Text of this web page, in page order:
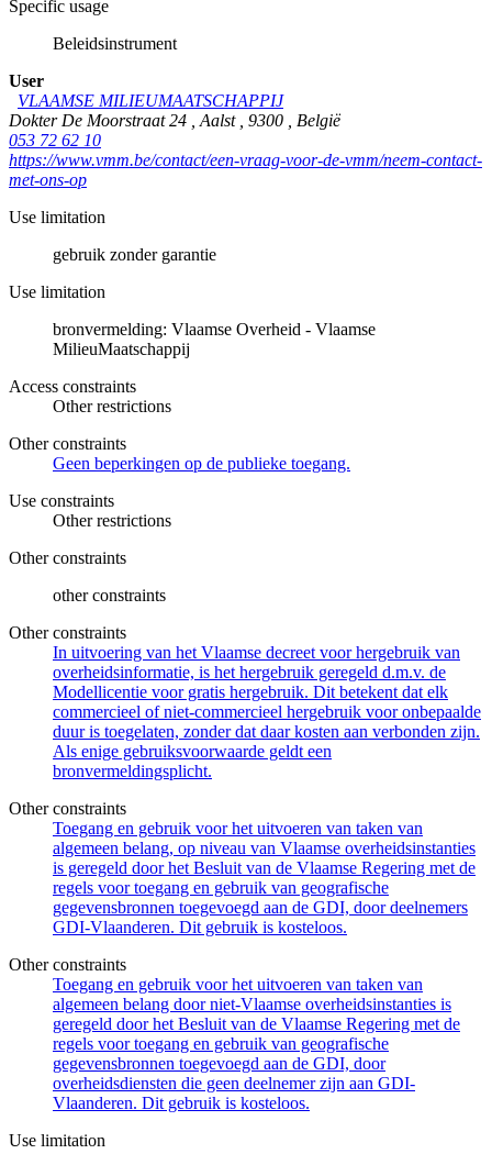
Specific usage
Beleidsinstrument
User
VLAAMSE MILIEUMAATSCHAPPIJ
Dokter De Moorstraat 24
Aalst 9300
België
053 72 62 10
https://www.vmm.be/contact/een-vraag-voor-de-vmm/neem-contact-
met-ons-op
Use limitation
gebruik zonder garantie
Use limitation
bronvermelding: Vlaamse Overheid - Vlaamse
MilieuMaatschappij
Access constraints
Other restrictions
Other constraints
Geen beperkingen op de publieke toegang.
Use constraints
Other restrictions
Other constraints
other constraints
Other constraints
In uitvoering van het Vlaamse decreet voor hergebruik van
overheidsinformatie, is het hergebruik geregeld d.m.v. de
Modellicentie voor gratis hergebruik. Dit betekent dat elk
commercieel of niet-commercieel hergebruik voor onbepaalde
duur is toegelaten, zonder dat daar kosten aan verbonden zijn.
Als enige gebruiksvoorwaarde geldt een
bronvermeldingsplicht.
Other constraints
Toegang en gebruik voor het uitvoeren van taken van
algemeen belang, op niveau van Vlaamse overheidsinstanties
is geregeld door het Besluit van de Vlaamse Regering met de
regels voor toegang en gebruik van geografische
gegevensbronnen toegevoegd aan de GDI, door deelnemers
GDI-Vlaanderen. Dit gebruik is kosteloos.
Other constraints
Toegang en gebruik voor het uitvoeren van taken van
algemeen belang door niet-Vlaamse overheidsinstanties is
geregeld door het Besluit van de Vlaamse Regering met de
regels voor toegang en gebruik van geografische
gegevensbronnen toegevoegd aan de GDI, door
overheidsdiensten die geen deelnemer zijn aan GDI-
Vlaanderen. Dit gebruik is kosteloos.
Use limitation